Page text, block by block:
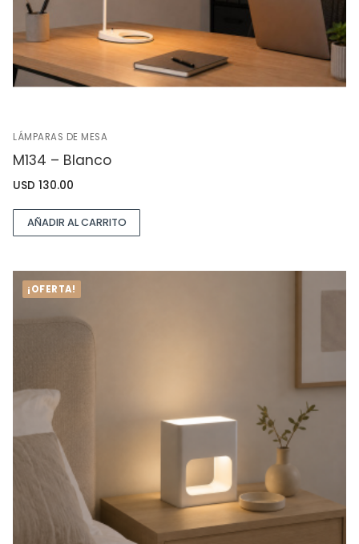
LÁMPARAS DE MESA
M134 – Blanco
USD 130.00
AÑADIR AL CARRITO
¡OFERTA!